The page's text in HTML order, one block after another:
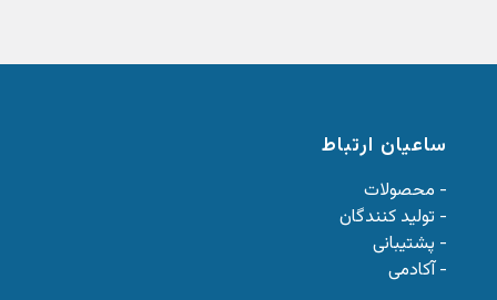
ساعیان ارتباط
- محصولات
- تولید کنندگان
- پشتیبانی
- آکادمی